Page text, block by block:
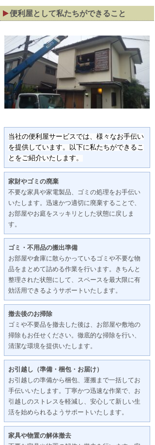
便利屋として私たちができること
当社の便利屋サービスでは、様々なお手伝い
を提供しています。以下に私たちができるこ
とをご紹介いたします。
家財やゴミの廃棄
不要な家具や家電製品、ゴミの処理をお手伝い
いたします。迅速かつ適切に廃棄することで、
お部屋やお庭をスッキリとした状態に戻しま
す。
ゴミ・不用品の搬出準備
お部屋や倉庫に散らかっているゴミや不要な物
品をまとめて詰める作業を行います。きちんと
整理された状態にして、スペースを最大限に有
効活用できるようサポートいたします。
撤去後のお掃除
ゴミや不要品を撤去した後は、お部屋や敷地の
掃除もお任せください。徹底的な掃除を行い、
清潔な環境を提供いたします。
お引越し（準備・梱包・お届け）
お引越しの準備から梱包、運搬まで一括してお
手伝いいたします。丁寧かつ迅速な作業で、お
引越しのストレスを軽減し、安心して新しい生
活を始められるようサポートいたします。
家具や物置の解体撤去